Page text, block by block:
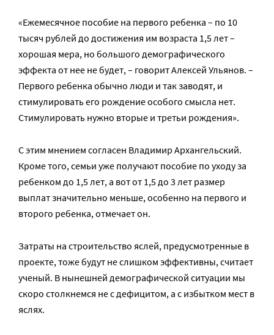
«Ежемесячное пособие на первого ребенка – по 10
тысяч рублей до достижения им возраста 1,5 лет –
хорошая мера, но большого демографического
эффекта от нее не будет, – говорит Алексей Ульянов. –
Первого ребенка обычно люди и так заводят, и
стимулировать его рождение особого смысла нет.
Стимулировать нужно вторые и третьи рождения».
С этим мнением согласен Владимир Архангельский.
Кроме того, семьи уже получают пособие по уходу за
ребенком до 1,5 лет, а вот от 1,5 до 3 лет размер
выплат значительно меньше, особенно на первого и
второго ребенка, отмечает он.
Затраты на строительство яслей, предусмотренные в
проекте, тоже будут не слишком эффективны, считает
ученый. В нынешней демографической ситуации мы
скоро столкнемся не с дефицитом, а с избытком мест в
яслях.